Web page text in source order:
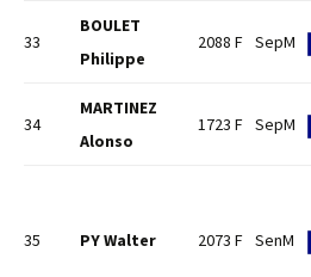
33
BOULET
Philippe
2088 F SepM
34
MARTINEZ
Alonso
1723 F SepM
35 PY Walter 2073 F SenM